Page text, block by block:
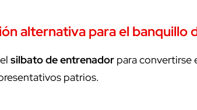
alternativa para el banquillo
silbato de entrenador para convertirse
patrios.